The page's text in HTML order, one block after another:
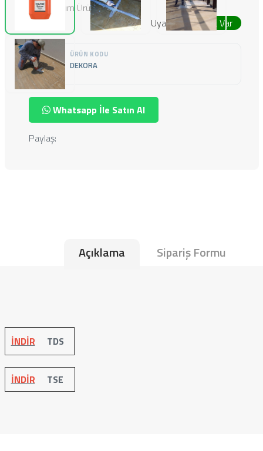
Özel Yalıtım Ürünleri
Uyarı
Stokta Var
ÜRÜN KODU
DEKORA
Whatsapp İle Satın Al
Paylaş:
Açıklama Sipariş Formu
İNDİR TDS
İNDİR TSE